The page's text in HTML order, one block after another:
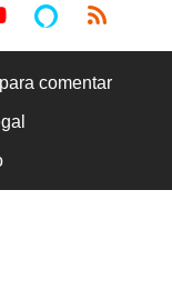
comentar